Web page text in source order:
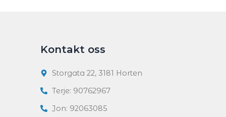
Kontakt oss
Storgata 22, 3181 Horten
Terje: 90762967
Jon: 92063085